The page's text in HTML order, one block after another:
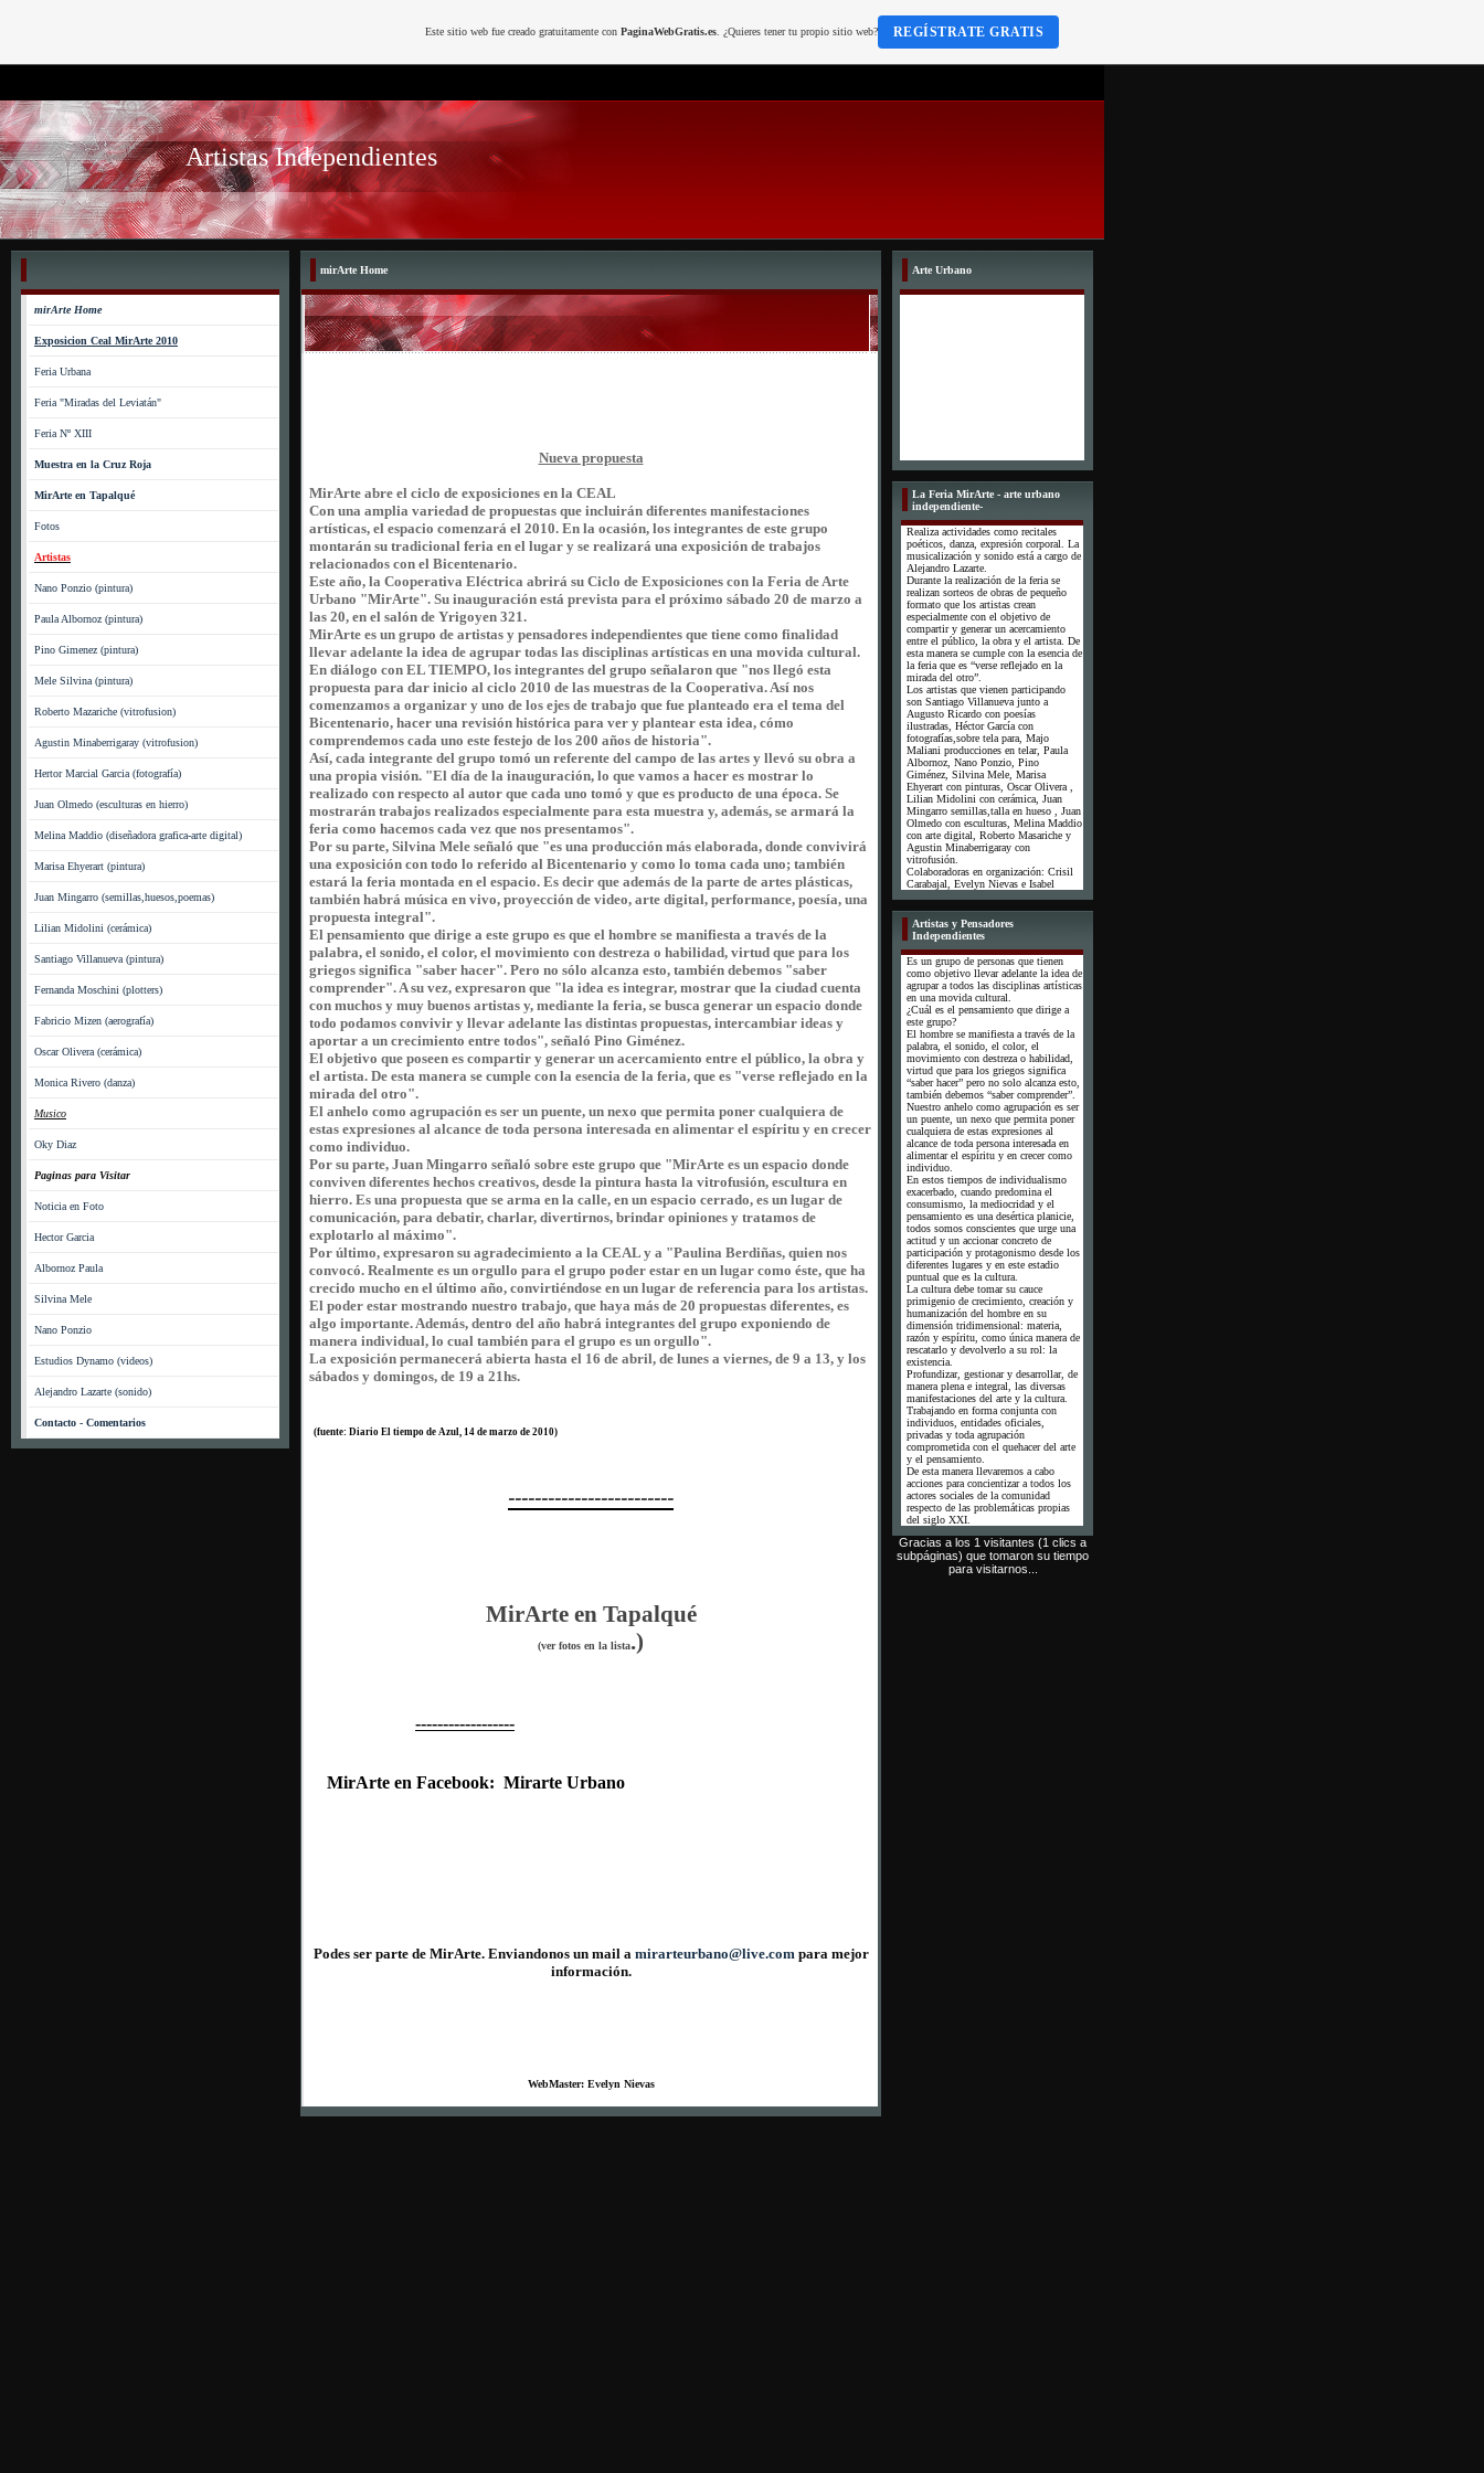
Artistas Independientes
mirArte Home
Exposicion Ceal MirArte 2010
Feria Urbana
Feria "Miradas del Leviatán"
Feria Nº XIII
Muestra en la Cruz Roja
MirArte en Tapalqué
Fotos
Artistas
Nano Ponzio (pintura)
Paula Albornoz (pintura)
Pino Gimenez (pintura)
Mele Silvina (pintura)
Roberto Mazariche (vitrofusion)
Agustin Minaberrigaray (vitrofusion)
Hertor Marcial Garcia (fotografía)
Juan Olmedo (esculturas en hierro)
Melina Maddio (diseñadora grafica-arte digital)
Marisa Ehyerart (pintura)
Juan Mingarro (semillas,huesos,poemas)
Lilian Midolini (cerámica)
Santiago Villanueva (pintura)
Fernanda Moschini (plotters)
Fabricio Mizen (aerografía)
Oscar Olivera (cerámica)
Monica Rivero (danza)
Musico
Oky Diaz
Paginas para Visitar
Noticia en Foto
Hector Garcia
Albornoz Paula
Silvina Mele
Nano Ponzio
Estudios Dynamo (videos)
Alejandro Lazarte (sonido)
Contacto - Comentarios
mirArte Home
Nueva propuesta
MirArte abre el ciclo de exposiciones en la CEAL
Con una amplia variedad de propuestas que incluirán diferentes manifestaciones
artísticas, el espacio comenzará el 2010. En la ocasión, los integrantes de este grupo
montarán su tradicional feria en el lugar y se realizará una exposición de trabajos
relacionados con el Bicentenario.
Este año, la Cooperativa Eléctrica abrirá su Ciclo de Exposiciones con la Feria de Arte
Urbano "MirArte". Su inauguración está prevista para el próximo sábado 20 de marzo a
las 20, en el salón de Yrigoyen 321.
MirArte es un grupo de artistas y pensadores independientes que tiene como finalidad
llevar adelante la idea de agrupar todas las disciplinas artísticas en una movida cultural.
En diálogo con EL TIEMPO, los integrantes del grupo señalaron que "nos llegó esta
propuesta para dar inicio al ciclo 2010 de las muestras de la Cooperativa. Así nos
comenzamos a organizar y uno de los ejes de trabajo que fue planteado era el tema del
Bicentenario, hacer una revisión histórica para ver y plantear esta idea, cómo
comprendemos cada uno este festejo de los 200 años de historia".
Así, cada integrante del grupo tomó un referente del campo de las artes y llevó su obra a
una propia visión. "El día de la inauguración, lo que vamos a hacer es mostrar lo
realizado con respecto al autor que cada uno tomó y que es producto de una época. Se
mostrarán trabajos realizados especialmente para esta muestra y, además, se armará la
feria como hacemos cada vez que nos presentamos".
Por su parte, Silvina Mele señaló que "es una producción más elaborada, donde convivirá
una exposición con todo lo referido al Bicentenario y como lo toma cada uno; también
estará la feria montada en el espacio. Es decir que además de la parte de artes plásticas,
también habrá música en vivo, proyección de video, arte digital, performance, poesía, una
propuesta integral".
El pensamiento que dirige a este grupo es que el hombre se manifiesta a través de la
palabra, el sonido, el color, el movimiento con destreza o habilidad, virtud que para los
griegos significa "saber hacer". Pero no sólo alcanza esto, también debemos "saber
comprender". A su vez, expresaron que "la idea es integrar, mostrar que la ciudad cuenta
con muchos y muy buenos artistas y, mediante la feria, se busca generar un espacio donde
todo podamos convivir y llevar adelante las distintas propuestas, intercambiar ideas y
aportar a un crecimiento entre todos", señaló Pino Giménez.
El objetivo que poseen es compartir y generar un acercamiento entre el público, la obra y
el artista. De esta manera se cumple con la esencia de la feria, que es "verse reflejado en la
mirada del otro".
El anhelo como agrupación es ser un puente, un nexo que permita poner cualquiera de
estas expresiones al alcance de toda persona interesada en alimentar el espíritu y en crecer
como individuo.
Por su parte, Juan Mingarro señaló sobre este grupo que "MirArte es un espacio donde
conviven diferentes hechos creativos, desde la pintura hasta la vitrofusión, escultura en
hierro. Es una propuesta que se arma en la calle, en un espacio cerrado, es un lugar de
comunicación, para debatir, charlar, divertirnos, brindar opiniones y tratamos de
explotarlo al máximo".
Por último, expresaron su agradecimiento a la CEAL y a "Paulina Berdiñas, quien nos
convocó. Realmente es un orgullo para el grupo poder estar en un lugar como éste, que ha
crecido mucho en el último año, convirtiéndose en un lugar de referencia para los artistas.
El poder estar mostrando nuestro trabajo, que haya más de 20 propuestas diferentes, es
algo importante. Además, dentro del año habrá integrantes del grupo exponiendo de
manera individual, lo cual también para el grupo es un orgullo".
La exposición permanecerá abierta hasta el 16 de abril, de lunes a viernes, de 9 a 13, y los
sábados y domingos, de 19 a 21hs.
(fuente: Diario El tiempo de Azul, 14 de marzo de 2010)
-------------------------
MirArte en Tapalqué
(ver fotos en la lista.)
------------------
MirArte en Facebook: Mirarte Urbano
Podes ser parte de MirArte. Enviandonos un mail a mirarteurbano@live.compara mejor
información.
WebMaster: Evelyn Nievas
Arte Urbano
La Feria MirArte - arte urbano
independiente-
Realiza actividades como recitales
poéticos, danza, expresión corporal. La
musicalización y sonido está a cargo de
Alejandro Lazarte.
Durante la realización de la feria se
realizan sorteos de obras de pequeño
formato que los artistas crean
especialmente con el objetivo de
compartir y generar un acercamiento
entre el público, la obra y el artista. De
esta manera se cumple con la esencia de
la feria que es “verse reflejado en la
mirada del otro”.
Los artistas que vienen participando
son Santiago Villanueva junto a
Augusto Ricardo con poesías
ilustradas, Héctor García con
fotografías,sobre tela para, Majo
Maliani producciones en telar, Paula
Albornoz, Nano Ponzio, Pino
Giménez, Silvina Mele, Marisa
Ehyerart con pinturas, Oscar Olivera ,
Lilian Midolini con cerámica, Juan
Mingarro semillas,talla en hueso , Juan
Olmedo con esculturas, Melina Maddio
con arte digital, Roberto Masariche y
Agustin Minaberrigaray con
vitrofusión.
Colaboradoras en organización: Crisil
Carabajal, Evelyn Nievas e Isabel
Artistas y Pensadores
Independientes
Es un grupo de personas que tienen
como objetivo llevar adelante la idea de
agrupar a todos las disciplinas artísticas
en una movida cultural.
¿Cuál es el pensamiento que dirige a
este grupo?
El hombre se manifiesta a través de la
palabra, el sonido, el color, el
movimiento con destreza o habilidad,
virtud que para los griegos significa
“saber hacer” pero no solo alcanza esto,
también debemos “saber comprender”.
Nuestro anhelo como agrupación es ser
un puente, un nexo que permita poner
cualquiera de estas expresiones al
alcance de toda persona interesada en
alimentar el espíritu y en crecer como
individuo.
En estos tiempos de individualismo
exacerbado, cuando predomina el
consumismo, la mediocridad y el
pensamiento es una desértica planicie,
todos somos conscientes que urge una
actitud y un accionar concreto de
participación y protagonismo desde los
diferentes lugares y en este estadio
puntual que es la cultura.
La cultura debe tomar su cauce
primigenio de crecimiento, creación y
humanización del hombre en su
dimensión tridimensional: materia,
razón y espíritu, como única manera de
rescatarlo y devolverlo a su rol: la
existencia.
Profundizar, gestionar y desarrollar, de
manera plena e integral, las diversas
manifestaciones del arte y la cultura.
Trabajando en forma conjunta con
individuos, entidades oficiales,
privadas y toda agrupación
comprometida con el quehacer del arte
y el pensamiento.
De esta manera llevaremos a cabo
acciones para concientizar a todos los
actores sociales de la comunidad
respecto de las problemáticas propias
del siglo XXI.
Gracias a los 1 visitantes (1 clics a
subpáginas) que tomaron su tiempo
para visitarnos...
Este sitio web fue creado gratuitamente con PaginaWebGratis.es. ¿Quieres tener tu propio sitio web? REGÍSTRATE GRATIS